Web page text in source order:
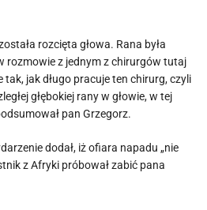
rozcięta głowa. Rana była
rozmowie z jednym z chirurgów tutaj
tak, jak długo pracuje ten chirurg, czyli
głębokiej rany w głowie, w tej
pan Grzegorz.
dodał, iż ofiara napadu „nie
z Afryki próbował zabić pana